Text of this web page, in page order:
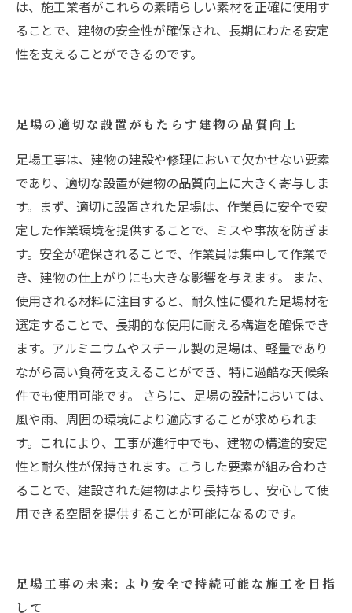
は、施工業者がこれらの素晴らしい素材を正確に使用す
ることで、建物の安全性が確保され、長期にわたる安定
性を支えることができるのです。
足場の適切な設置がもたらす建物の品質向上
足場工事は、建物の建設や修理において欠かせない要素
であり、適切な設置が建物の品質向上に大きく寄与しま
す。まず、適切に設置された足場は、作業員に安全で安
定した作業環境を提供することで、ミスや事故を防ぎま
す。安全が確保されることで、作業員は集中して作業で
き、建物の仕上がりにも大きな影響を与えます。 また、
使用される材料に注目すると、耐久性に優れた足場材を
選定することで、長期的な使用に耐える構造を確保でき
ます。アルミニウムやスチール製の足場は、軽量であり
ながら高い負荷を支えることができ、特に過酷な天候条
件でも使用可能です。 さらに、足場の設計においては、
風や雨、周囲の環境により適応することが求められま
す。これにより、工事が進行中でも、建物の構造的安定
性と耐久性が保持されます。こうした要素が組み合わさ
ることで、建設された建物はより長持ちし、安心して使
用できる空間を提供することが可能になるのです。
足場工事の未来: より安全で持続可能な施工を目指
して